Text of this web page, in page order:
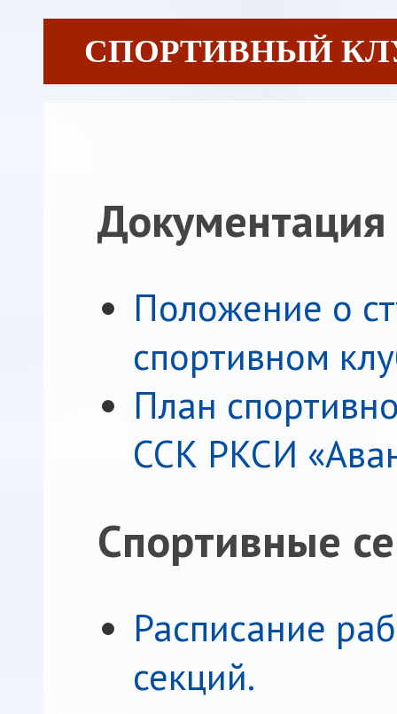
СПОРТИВНЫЙ
Документация
Положение о
спортивном
План
ССК РКСИ
Спортивные
Расписание
секций.